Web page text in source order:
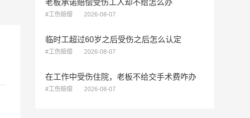
老板承诺赔偿受伤工人却不给怎么办
#工伤赔偿 2026-08-07
临时工超过60岁之后受伤之后怎么认定
#工伤赔偿 2026-08-07
在工作中受伤住院，老板不给交手术费咋办
#工伤赔偿 2026-08-07